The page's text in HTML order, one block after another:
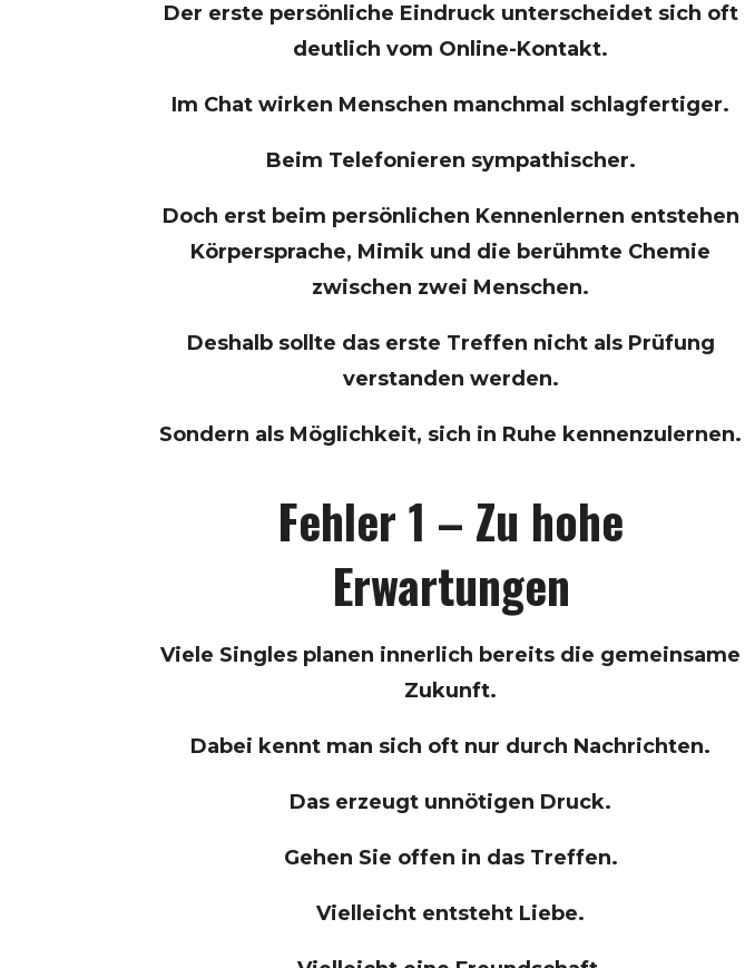
Der erste persönliche Eindruck unterscheidet sich oft
deutlich vom Online-Kontakt.
Im Chat wirken Menschen manchmal schlagfertiger.
Beim Telefonieren sympathischer.
Doch erst beim persönlichen Kennenlernen entstehen
Körpersprache, Mimik und die berühmte Chemie
zwischen zwei Menschen.
Deshalb sollte das erste Treffen nicht als Prüfung
verstanden werden.
Sondern als Möglichkeit, sich in Ruhe kennenzulernen.
Fehler 1 – Zu hohe
Erwartungen
Viele Singles planen innerlich bereits die gemeinsame
Zukunft.
Dabei kennt man sich oft nur durch Nachrichten.
Das erzeugt unnötigen Druck.
Gehen Sie offen in das Treffen.
Vielleicht entsteht Liebe.